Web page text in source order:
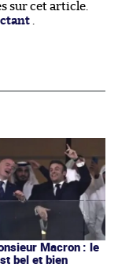
sur cet article.
.
Macron : le
bel et bien